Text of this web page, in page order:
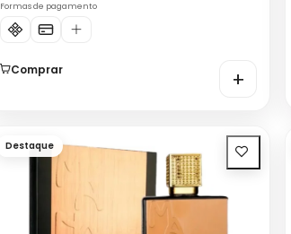
Formas de pagamento
Comprar +
Destaque